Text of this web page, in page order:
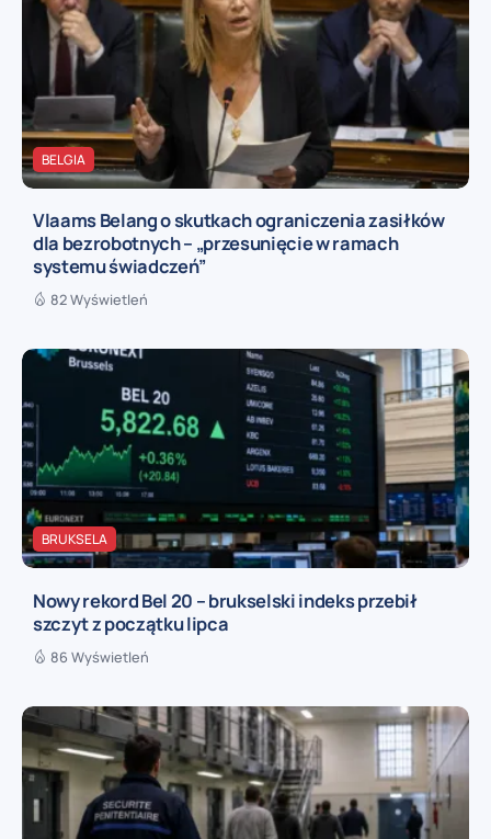
BELGIA
Vlaams Belang o skutkach ograniczenia zasiłków
dla bezrobotnych – „przesunięcie w ramach
systemu świadczeń”
82 Wyświetleń
BRUKSELA
Nowy rekord Bel 20 – brukselski indeks przebił
szczyt z początku lipca
86 Wyświetleń